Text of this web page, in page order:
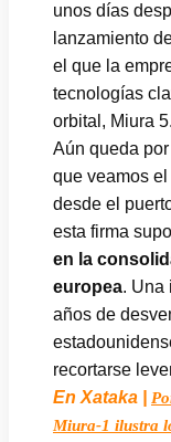
unos días
lanzamiento
el que la
tecnologías
orbital, Miura 5.
Aún queda
que veamos
desde el
esta firma
en la
europea. Una
años de
recortarse
En Xataka |
Miura-1 ilustra